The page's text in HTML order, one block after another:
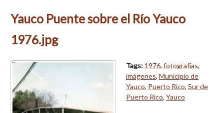
Yauco Puente sobre el Río Yauco
1976.jpg
Tags: 1976, fotografías,
imágenes, Municipio de
Yauco, Puerto Rico, Sur de
Puerto Rico, Yauco